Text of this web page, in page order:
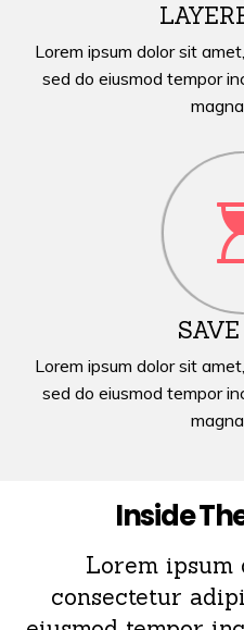
Lorem ipsum dolor sit
sed do eiusmod tempor
Lorem ipsum dolor sit
sed do eiusmod tempor
Inside
Lorem ipsum
consectetur